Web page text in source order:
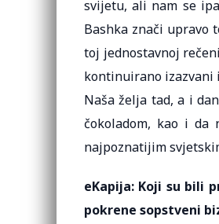
svijetu, ali nam se
Bashka znači upravo
toj jednostavnoj
kontinuirano izazvani
Naša želja tad, a i
čokoladom, kao i da
najpoznatijim
eKapija: Koji su bili
pokrene sopstveni